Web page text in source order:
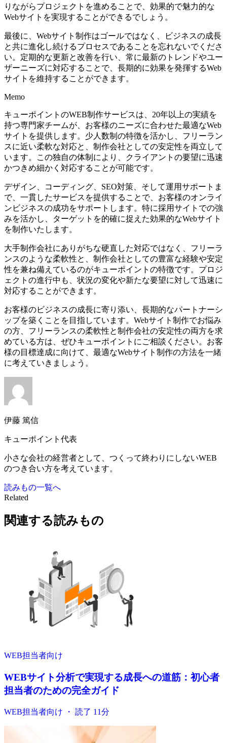
りながらプロジェクトを進めることで、効果的で魅力的な
Webサイトを実現することができるでしょう。
最後に、Webサイト制作はゴールではなく、ビジネスの成長
と共に進化し続けるプロセスであることを忘れないでくださ
い。 定期的な更新と改善を行い、常に最新のトレンドやユー
ザーニーズに対応することで、長期的に効果を発揮するWeb
サイトを維持することができます。
Memo
キューポイントのWEB制作サービスは、20年以上の実績を
持つ専門家チームが、お客様のニーズに合わせた最適なWeb
サイトを提供します。少人数制の特徴を活かし、フリーラン
スに近い柔軟な対応と、制作会社としての安定性を両立して
います。この独自の体制により、クライアントの要望に迅速
かつきめ細かく対応することが可能です。
デザイン、コーディング、SEO対策、そして運用サポートま
で、一貫したサービスを提供することで、お客様のオンライ
ンビジネスの成功をサポートします。特に採用サイトでの強
みを活かし、ターゲットを的確に捉えた効果的なWebサイト
を制作いたします。
大手制作会社にありがちな硬直した対応ではなく、フリーラ
ンスのような柔軟性と、制作会社としての豊富な経験や安定
性を兼ね備えているのがキューポイントの特徴です。プロジ
ェクトの進行中も、状況の変化や新たな要望に対して迅速に
対応することができます。
お客様のビジネスの成長に寄り添い、長期的なパートナーシ
ップを築くことを目指しています。Webサイト制作でお悩み
の方、フリーランスの柔軟性と制作会社の安定性の両方を求
めている方は、ぜひキューポイントにご相談ください。お客
様の目標達成に向けて、最適なWebサイト制作の方法を一緒
に考えていきましょう。
伊藤 篤信
キューポイント代表
小さな会社の経営者として、つくって終わりにしないWEB
のつき合い方を考えています。
読みもの一覧へ
Related
関連する読みもの
WEB担当者向け
WEBサイト分析で実現する成長への道筋：初心者
担当者のための完全ガイド
WEB担当者向け ・ 読了 11分